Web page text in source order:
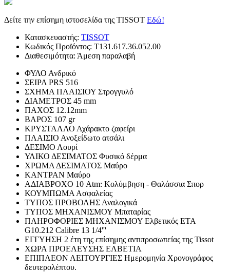
Δείτε την επίσημη ιστοσελίδα της TISSOT Εδώ!
Κατασκευαστής: TISSOT
Κωδικός Προϊόντος: T131.617.36.052.00
Διαθεσιμότητα: Άμεση παραλαβή
ΦΥΛΟ Ανδρικό
ΣΕΙΡΑ PRS 516
ΣΧΗΜΑ ΠΛΑΙΣΙΟΥ Στρογγυλό
ΔΙΑΜΕΤΡΟΣ 45 mm
ΠΑΧΟΣ 12.12mm
ΒΑΡΟΣ 107 gr
ΚΡΥΣΤΑΛΛΟ Αχάρακτο ζαφείρι
ΠΛΑΙΣΙΟ Ανοξείδωτο ατσάλι
ΔΕΣΙΜΟ Λουρί
ΥΛΙΚΟ ΔΕΣΙΜΑΤΟΣ Φυσικό δέρμα
ΧΡΩΜΑ ΔΕΣΙΜΑΤΟΣ Μαύρο
ΚΑΝΤΡΑΝ Μαύρο
ΑΔΙΑΒΡΟΧΟ 10 Atm: Κολύμβηση - Θαλάσσια Σπορ
ΚΟΥΜΠΩΜΑ Ασφαλείας
ΤΥΠΟΣ ΠΡΟΒΟΛΗΣ Αναλογικά
ΤΥΠΟΣ ΜΗΧΑΝΙΣΜΟΥ Μπαταρίας
ΠΛΗΡΟΦΟΡΙΕΣ ΜΗΧΑΝΙΣΜΟΥ Ελβετικός ETA
G10.212 Calibre 13 1/4'''
ΕΓΓΥΗΣΗ 2 έτη της επίσημης αντιπροσωπείας της Tissot
ΧΩΡΑ ΠΡΟΕΛΕΥΣΗΣ ΕΛΒΕΤΙΑ
ΕΠΙΠΛΕΟΝ ΛΕΙΤΟΥΡΓΙΕΣ Ημερομηνία Χρονογράφος
δευτερολέπτου.